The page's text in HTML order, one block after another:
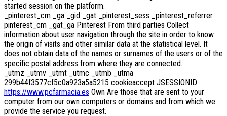
started session on the platform.
_pinterest_cm _ga _gid _gat _pinterest_sess _pinterest_referrer
pinterest_cm _gat_ga Pinterest From third parties Collect
information about user navigation through the site in order to know
the origin of visits and other similar data at the statistical level. It
does not obtain data of the names or surnames of the users or of the
specific postal address from where they are connected.
_utmz _utmv _utmt _utmc _utmb _utma
299b44f3577cf5c0a923a5a5215 cookieaccept JSESSIONID
https://www.pcfarmacia.es Own Are those that are sent to your
computer from our own computers or domains and from which we
provide the service you request.